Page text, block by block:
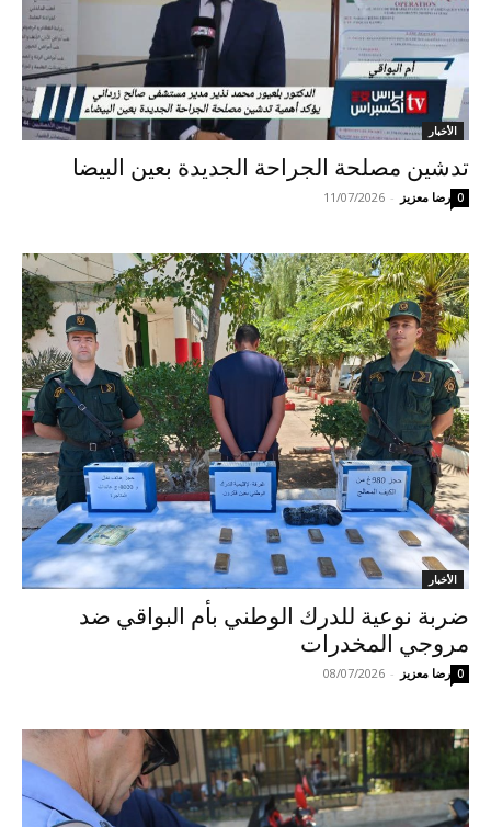
الأخبار
تدشين مصلحة الجراحة الجديدة بعين البيضا
رضا معزيز -
11/07/2026 0
الأخبار
ضربة نوعية للدرك الوطني بأم البواقي ضد
مروجي المخدرات
رضا معزيز -
08/07/2026 0